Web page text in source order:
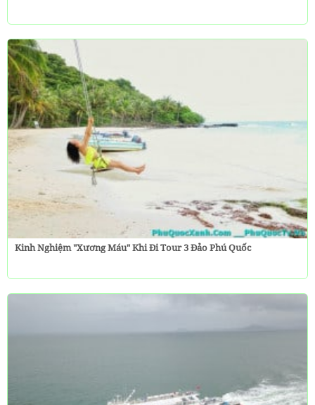
Kinh Nghiệm "Xương Máu" Khi Đi Tour 3 Đảo Phú Quốc